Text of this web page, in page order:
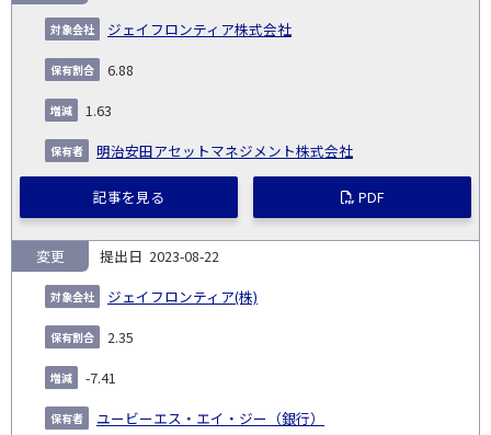
ジェイフロンティア株式会社
6.88
1.63
明治安田アセットマネジメント株式会社
記事を見る PDF
2023-08-22
ジェイフロンティア(株)
変更
2.35
-7.41
ユービーエス・エイ・ジー（銀行）